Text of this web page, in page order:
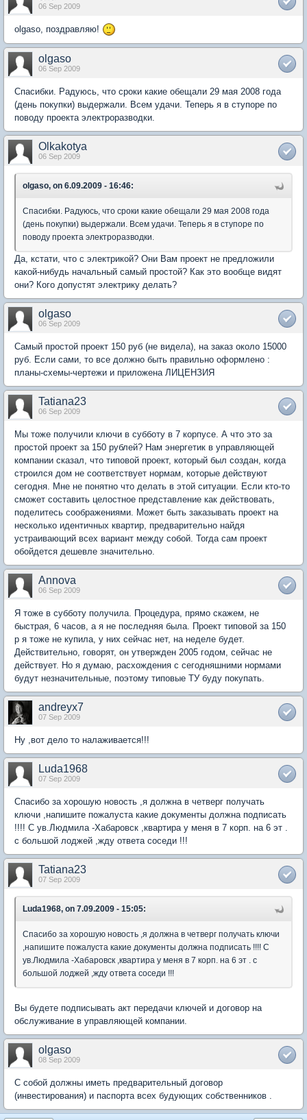
06 Sep 2009
olgaso, поздравляю!
olgaso
06 Sep 2009
Спасибки. Радуюсь, что сроки какие обещали 29 мая 2008 года
(день покупки) выдержали. Всем удачи. Теперь я в ступоре по
поводу проекта электроразводки.
Olkakotya
06 Sep 2009
olgaso, on 6.09.2009 - 16:46:
Спасибки. Радуюсь, что сроки какие обещали 29 мая 2008 года
(день покупки) выдержали. Всем удачи. Теперь я в ступоре по
поводу проекта электроразводки.
Да, кстати, что с электрикой? Они Вам проект не предложили
какой-нибудь начальный самый простой? Как это вообще видят
они? Кого допустят электрику делать?
olgaso
06 Sep 2009
Самый простой проект 150 руб (не видела), на заказ около 15000
руб. Если сами, то все должно быть правильно оформлено :
планы-схемы-чертежи и приложена ЛИЦЕНЗИЯ
Tatiana23
06 Sep 2009
Мы тоже получили ключи в субботу в 7 корпусе. А что это за
простой проект за 150 рублей? Нам энергетик в управляющей
компании сказал, что типовой проект, который был создан, когда
строился дом не соответствует нормам, которые действуют
сегодня. Мне не понятно что делать в этой ситуации. Если кто-то
сможет составить целостное представление как действовать,
поделитесь соображениями. Может быть заказывать проект на
несколько идентичных квартир, предварительно найдя
устраивающий всех вариант между собой. Тогда сам проект
обойдется дешевле значительно.
Annova
06 Sep 2009
Я тоже в субботу получила. Процедура, прямо скажем, не
быстрая, 6 часов, а я не последняя была. Проект типовой за 150
р я тоже не купила, у них сейчас нет, на неделе будет.
Действительно, говорят, он утвержден 2005 годом, сейчас не
действует. Но я думаю, расхождения с сегодняшними нормами
будут незначительные, поэтому типовые ТУ буду покупать.
andreyx7
07 Sep 2009
Ну ,вот дело то налаживается!!!
Luda1968
07 Sep 2009
Спасибо за хорошую новость ,я должна в четверг получать
ключи ,напишите пожалуста какие документы должна подписать
!!!! С ув.Людмила -Хабаровск ,квартира у меня в 7 корп. на 6 эт .
с большой лоджей ,жду ответа соседи !!!
Tatiana23
07 Sep 2009
Luda1968, on 7.09.2009 - 15:05:
Спасибо за хорошую новость ,я должна в четверг получать ключи
,напишите пожалуста какие документы должна подписать !!!! С
ув.Людмила -Хабаровск ,квартира у меня в 7 корп. на 6 эт . с
большой лоджей ,жду ответа соседи !!!
Вы будете подписывать акт передачи ключей и договор на
обслуживание в управляющей компании.
olgaso
08 Sep 2009
С собой должны иметь предварительный договор
(инвестирования) и паспорта всех будующих собственников .